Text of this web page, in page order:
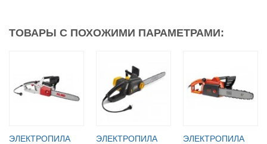
ТОВАРЫ С ПОХОЖИМИ ПАРАМЕТРАМИ:
ЭЛЕКТРОПИЛА
ЭЛЕКТРОПИЛА
ЭЛЕКТРОПИЛА